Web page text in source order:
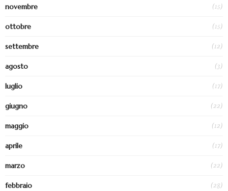
novembre (15)
ottobre (15)
settembre (12)
agosto (3)
luglio (17)
giugno (22)
maggio (12)
aprile (17)
marzo (22)
febbraio (28)